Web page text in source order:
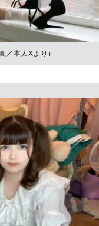
／本人Xより）